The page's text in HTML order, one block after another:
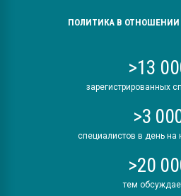
ПОЛИТИКА В ОТНОШЕНИИ
>13
зарегистрированных
>3
специалистов в день
>20
тем